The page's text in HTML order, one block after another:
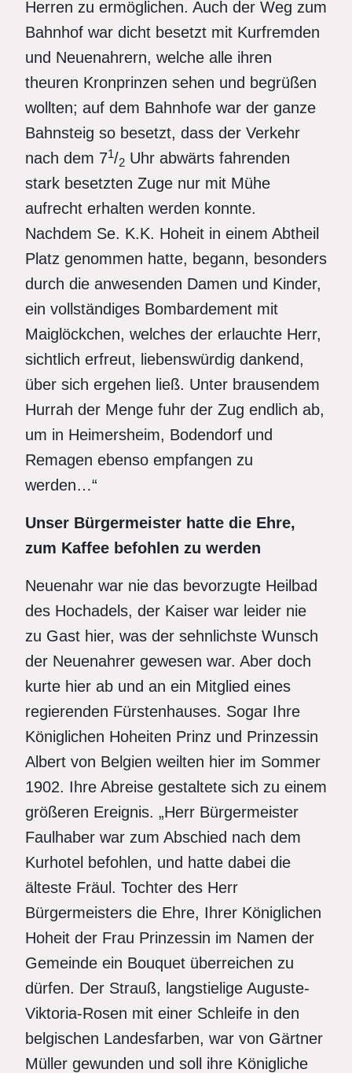
Herren zu ermöglichen. Auch der Weg zum
Bahnhof war dicht besetzt mit Kurfremden
und Neuenahrern, welche alle ihren
theuren Kronprinzen sehen und begrüßen
wollten; auf dem Bahnhofe war der ganze
Bahnsteig so besetzt, dass der Verkehr
nach dem 71/2 Uhr abwärts fahrenden
stark besetzten Zuge nur mit Mühe
aufrecht erhalten werden konnte.
Nachdem Se. K.K. Hoheit in einem Abtheil
Platz genommen hatte, begann, besonders
durch die anwesenden Damen und Kinder,
ein vollständiges Bombardement mit
Maiglöckchen, welches der erlauchte Herr,
sichtlich erfreut, liebenswürdig dankend,
über sich ergehen ließ. Unter brausendem
Hurrah der Menge fuhr der Zug endlich ab,
um in Heimersheim, Bodendorf und
Remagen ebenso empfangen zu
werden…“
Unser Bürgermeister hatte die Ehre,
zum Kaffee befohlen zu werden
Neuenahr war nie das bevorzugte Heilbad
des Hochadels, der Kaiser war leider nie
zu Gast hier, was der sehnlichste Wunsch
der Neuenahrer gewesen war. Aber doch
kurte hier ab und an ein Mitglied eines
regierenden Fürs­tenhauses. Sogar Ihre
Königlichen Hoheiten Prinz und Prinzessin
Albert von Belgien weilten hier im Sommer
1902. Ihre Abreise gestaltete sich zu einem
größeren Ereignis. „Herr Bürgermeister
Faulhaber war zum Abschied nach dem
Kurhotel befohlen, und hatte dabei die
älteste Fräul. Tochter des Herr
Bürgermeis­ters die Ehre, Ihrer Königlichen
Hoheit der Frau Prinzessin im Namen der
Gemeinde ein Bouquet überreichen zu
dürfen. Der Strauß, langstielige Auguste-
Viktoria-Rosen mit einer Schleife in den
belgischen Landesfarben, war von Gärtner
Müller gewunden und soll ihre Königliche